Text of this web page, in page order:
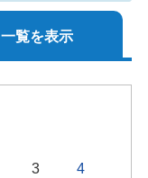
一覧を表示
3 4